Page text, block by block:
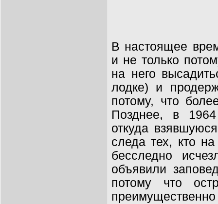
В настоящее
и не только
на него
лодке) и
потому, что
Позднее, в
откуда
следа тех, кто
бесследно
объявили
потому что